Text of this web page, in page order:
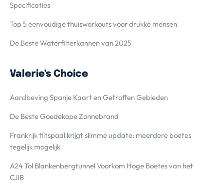
Specificaties
Top 5 eenvoudige thuisworkouts voor drukke mensen
De Beste Waterfilterkannen van 2025
Valerie's Choice
Aardbeving Spanje Kaart en Getroffen Gebieden
De Beste Goedekope Zonnebrand
Frankrijk flitspaal krijgt slimme update: meerdere boetes
tegelijk mogelijk
A24 Tol Blankenbergtunnel Voorkom Hoge Boetes van het
CJIB